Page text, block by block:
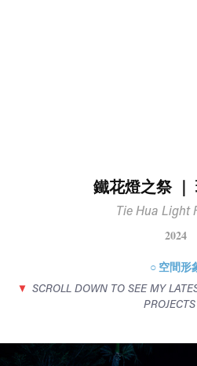
鐵花燈之祭 ｜
Tie Hua Light
2024
○ 空間形
▼ SCROLL DOWN TO SEE MY
PROJECTS